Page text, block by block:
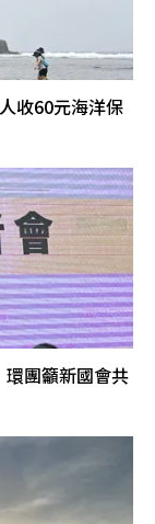
收60元海洋保
團籲新國會共